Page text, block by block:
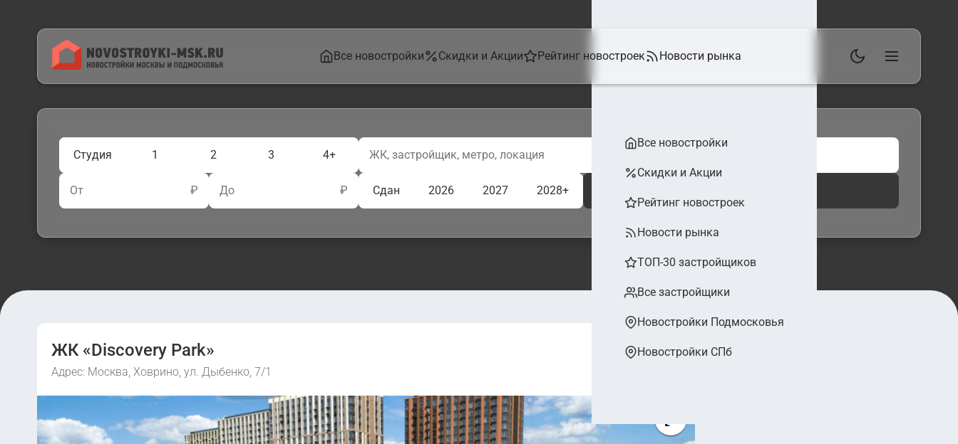
Все новостройки Скидки и Акции Рейтинг новостроек Новости рынка
Все новостройки
Скидки и Акции
Рейтинг новостроек
Новости рынка
ТОП-30 застройщиков
Все застройщики
Новостройки Подмосковья
Новостройки СПб
Студия 1 2 3 4+
От ₽ До ₽ Сдан 2026 2027 2028+
ЖК «Discovery Park»
Адрес: Москва, Ховрино, ул. Дыбенко, 7/1